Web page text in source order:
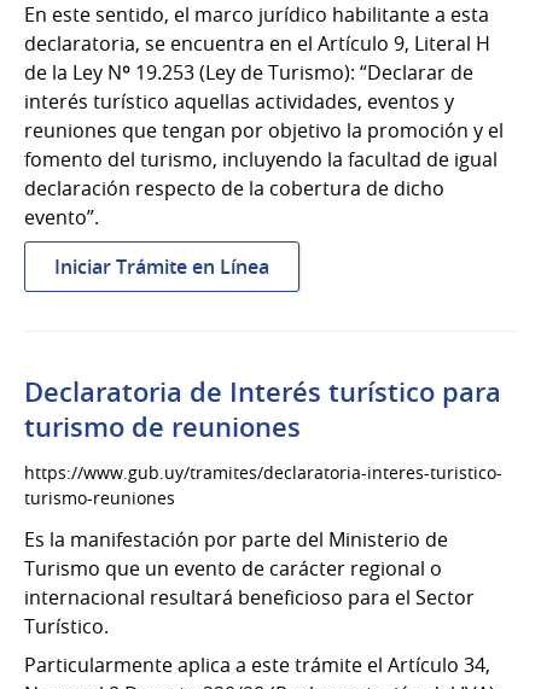
En este sentido, el marco jurídico habilitante a esta
declaratoria, se encuentra en el Artículo 9, Literal H
de la Ley Nº 19.253 (Ley de Turismo): “Declarar de
interés turístico aquellas actividades, eventos y
reuniones que tengan por objetivo la promoción y el
fomento del turismo, incluyendo la facultad de igual
declaración respecto de la cobertura de dicho
evento”.
Iniciar Trámite en Línea
Declaratoria
Turístico
Declaratoria de Interés turístico para
turismo de reuniones
https://www.gub.uy/tramites/declaratoria-interes-turistico-
turismo-reuniones
Es la manifestación por parte del Ministerio de
Turismo que un evento de carácter regional o
internacional resultará beneficioso para el Sector
Turístico.
Particularmente aplica a este trámite el Artículo 34,